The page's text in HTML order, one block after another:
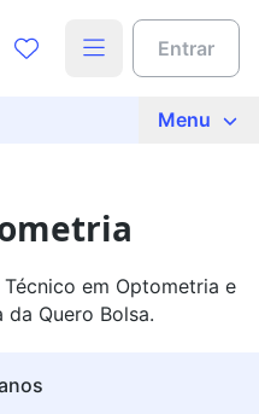
Entrar
Menu
em Optometria e
Quero Bolsa.